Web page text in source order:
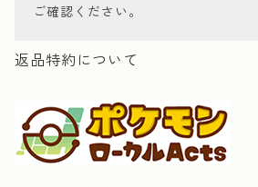
ご確認ください。
返品特約について